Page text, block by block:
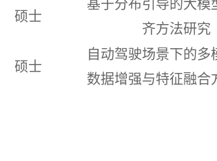
硕士
基于分布引导的大模
齐方法研究
硕士
自动驾驶场景下的多
数据增强与特征融合